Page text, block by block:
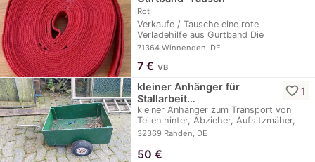
Rot
Verkaufe / Tausche eine rote
Verladehilfe aus Gurtband Die
Verladehilfe…
71364 Winnenden, DE
7 € VB
kleiner Anhänger für
Stallarbeit…
kleiner Anhänger zum Transport von
Teilen hinter, Abzieher, Aufsitzmäher,
kleinen…
32369 Rahden, DE
favorite_border1
50 €